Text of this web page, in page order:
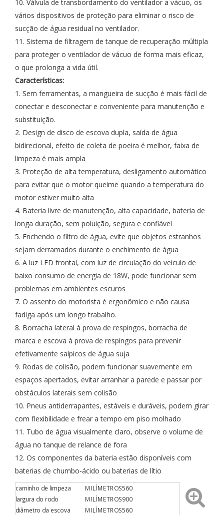
10. Válvula de transbordamento do ventilador a vácuo, os
vários dispositivos de proteção para eliminar o risco de
sucção de água residual no ventilador.
11. Sistema de filtragem de tanque de recuperação múltipla
para proteger o ventilador de vácuo de forma mais eficaz,
o que prolonga a vida útil.
Características:
1. Sem ferramentas, a mangueira de sucção é mais fácil de
conectar e desconectar e conveniente para manutenção e
substituição.
2. Design de disco de escova dupla, saída de água
bidirecional, efeito de coleta de poeira é melhor, faixa de
limpeza é mais ampla
3. Proteção de alta temperatura, desligamento automático
para evitar que o motor queime quando a temperatura do
motor estiver muito alta
4. Bateria livre de manutenção, alta capacidade, bateria de
longa duração, sem poluição, segura e confiável
5. Enchendo o filtro de água, evite que objetos estranhos
sejam derramados durante o enchimento de água
6. A luz LED frontal, com luz de circulação do veículo de
baixo consumo de energia de 18W, pode funcionar sem
problemas em ambientes escuros
7. O assento do motorista é ergonômico e não causa
fadiga após um longo trabalho.
8. Borracha lateral à prova de respingos, borracha de
marca e escova à prova de respingos para prevenir
efetivamente salpicos de água suja
9. Rodas de colisão, podem funcionar suavemente em
espaços apertados, evitar arranhar a parede e passar por
obstáculos laterais sem colisão
10. Pneus antiderrapantes, estáveis ​​e duráveis, podem girar
com flexibilidade e frear a tempo em piso molhado
11. Tubo de água visualmente claro, observe o volume de
água no tanque de relance de fora
12. Os componentes da bateria estão disponíveis com
baterias de chumbo-ácido ou baterias de lítio
caminho de limpeza MILÍMETROS560
largura do rodo
MILÍMETROS900
diâmetro da escova MILÍMETROS560